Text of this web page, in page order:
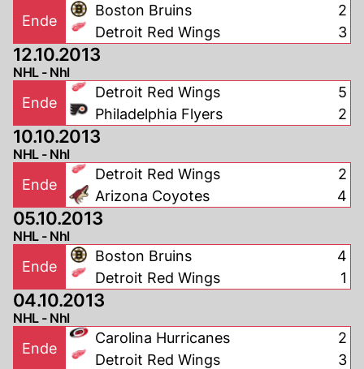
Ende
Boston Bruins
Detroit Red Wings
2
3
12.10.2013
NHL - Nhl
Ende
Detroit Red Wings
Philadelphia Flyers
5
2
10.10.2013
NHL - Nhl
Ende
Detroit Red Wings
Arizona Coyotes
2
4
05.10.2013
NHL - Nhl
Ende
Boston Bruins
Detroit Red Wings
4
1
04.10.2013
NHL - Nhl
Ende
Carolina Hurricanes
Detroit Red Wings
2
3